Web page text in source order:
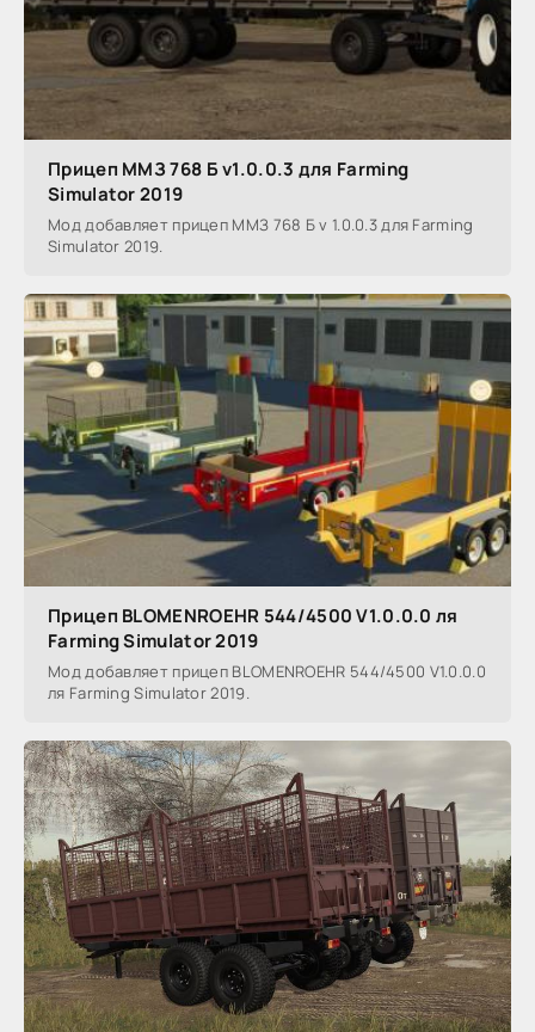
Прицеп ММЗ 768 Б v1.0.0.3 для Farming
Simulator 2019
Мод добавляет прицеп ММЗ 768 Б v 1.0.0.3 для Farming
Simulator 2019.
Прицеп BLOMENROEHR 544/4500 V1.0.0.0 ля
Farming Simulator 2019
Мод добавляет прицеп BLOMENROEHR 544/4500 V1.0.0.0
ля Farming Simulator 2019.